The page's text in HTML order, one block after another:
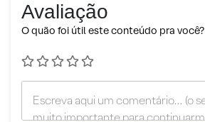
Avaliação
O quão foi útil este conteúdo pra você?